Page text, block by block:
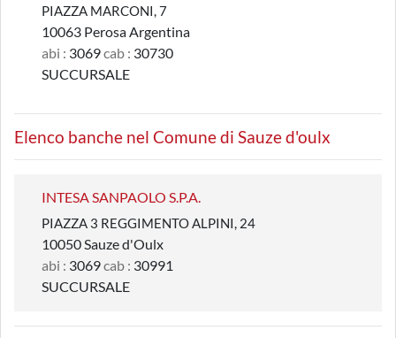
PIAZZA MARCONI, 7
10063 Perosa Argentina
abi : 3069cab : 30730
SUCCURSALE
Elenco banche nel Comune di Sauze d'oulx
INTESA SANPAOLO S.P.A.
PIAZZA 3 REGGIMENTO ALPINI, 24
10050 Sauze d'Oulx
abi : 3069cab : 30991
SUCCURSALE